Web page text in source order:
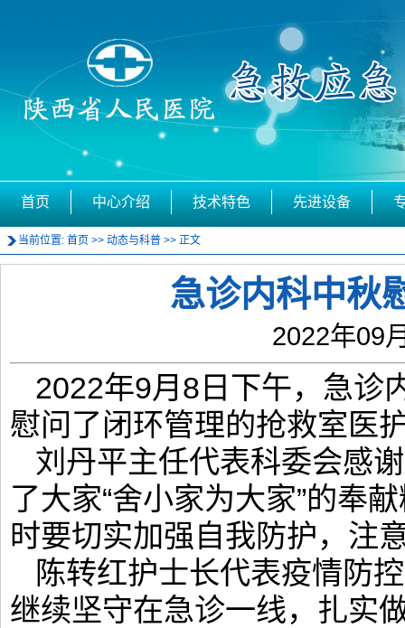
首页 中心介绍 技术特色 先进设备
当前位置: 首页 >> 动态与科普 >> 正文
急诊内科中秋
2022年09
2022年9月8日下午，急诊
慰问了闭环管理的抢救室医
刘丹平主任代表科委会感
了大家“舍小家为大家”的奉
时要切实加强自我防护，注
陈转红护士长代表疫情防
继续坚守在急诊一线，扎实